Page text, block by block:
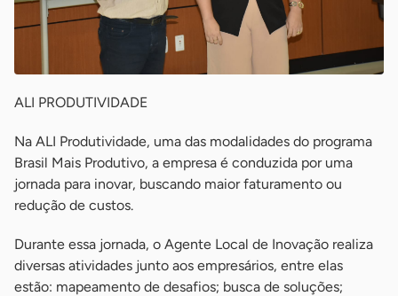
ALI PRODUTIVIDADE
Na ALI Produtividade, uma das modalidades do programa
Brasil Mais Produtivo, a empresa é conduzida por uma
jornada para inovar, buscando maior faturamento ou
redução de custos.
Durante essa jornada, o Agente Local de Inovação realiza
diversas atividades junto aos empresários, entre elas
estão: mapeamento de desafios; busca de soluções;